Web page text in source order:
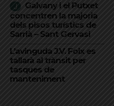
Galvany i el Putxet
concentren la majoria
dels pisos turístics de
Sarrià – Sant Gervasi
L’avinguda J.V. Foix es
tallarà al trànsit per
tasques de
manteniment